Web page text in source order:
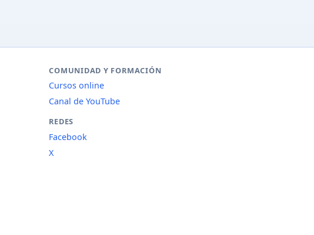
COMUNIDAD Y FORMACIÓN
Cursos online
Canal de YouTube
REDES
Facebook
X